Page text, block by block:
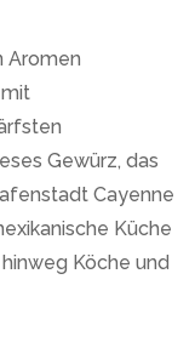
Aromen
Gewürz, das
Cayenne
Küche
Köche und